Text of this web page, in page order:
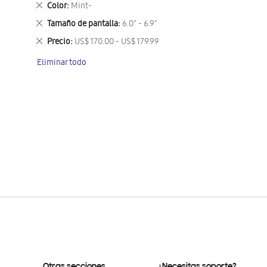
Color Mint-
Eliminar
este
artículo
Tamaño de pantalla 6.0" - 6.9"
Eliminar
este
artículo
Precio US$ 170.00 - US$ 179.99
Eliminar
artículo
Eliminar todo